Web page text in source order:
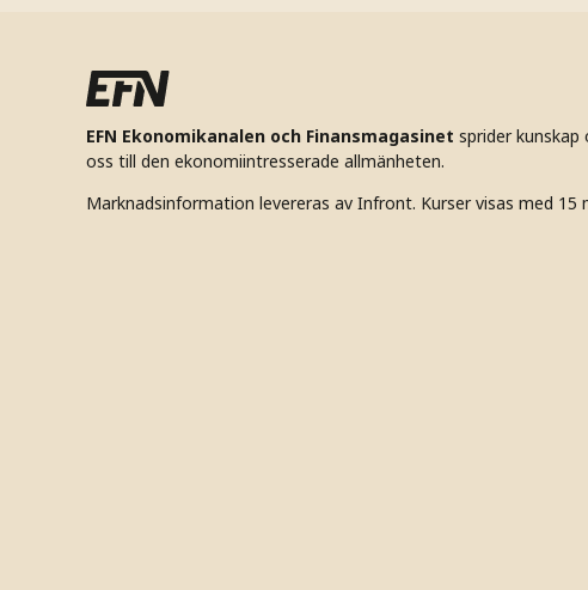
EFN Ekonomikanalen och Finansmagasinet sprider kunskap
oss till den ekonomiintresserade allmänheten.
Marknadsinformation levereras av Infront. Kurser visas med 15